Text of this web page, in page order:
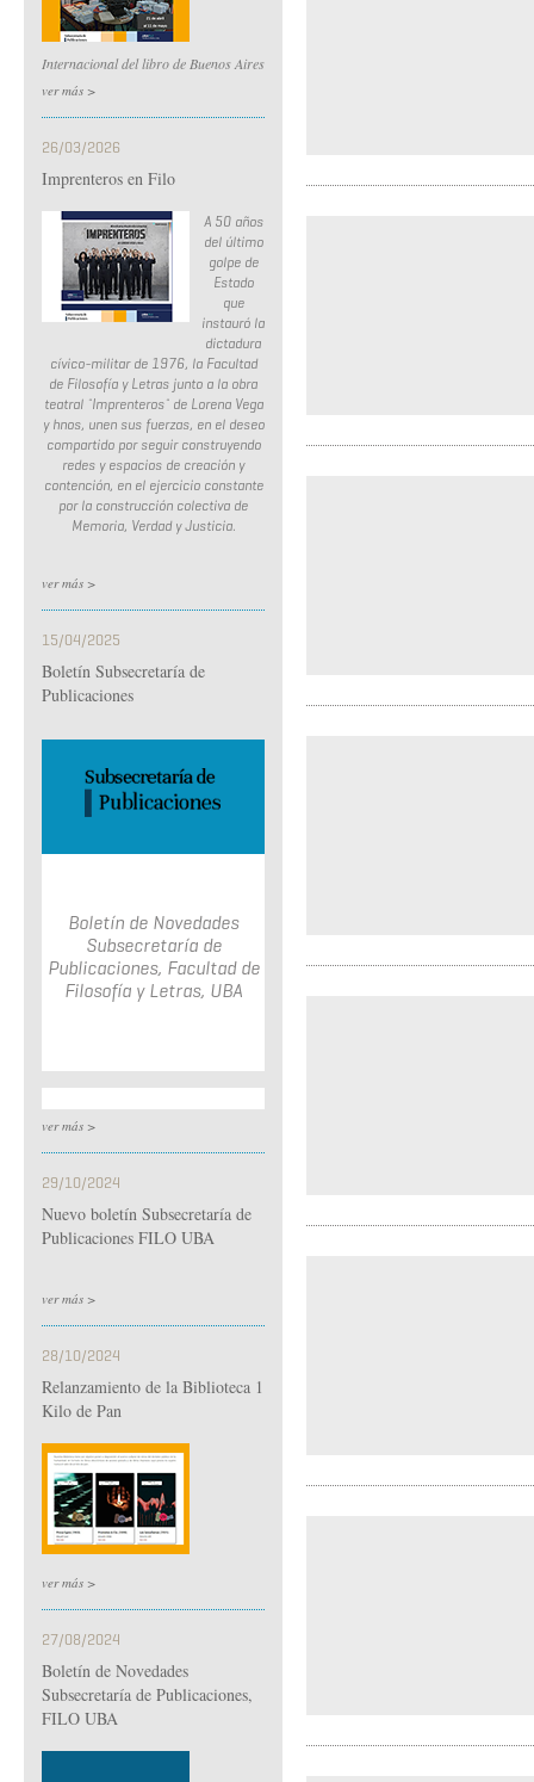
Internacional del libro de Buenos Aires
ver más >
26/03/2026
Imprenteros en Filo
A 50 años
del último
golpe de
Estado
que
instauró la
dictadura
cívico-militar de 1976, la Facultad
de Filosofía y Letras junto a la obra
teatral ¨Imprenteros¨ de Lorena Vega
y hnos, unen sus fuerzas, en el deseo
compartido por seguir construyendo
redes y espacios de creación y
contención, en el ejercicio constante
por la construcción colectiva de
Memoria, Verdad y Justicia.
ver más >
15/04/2025
Boletín Subsecretaría de
Publicaciones
Boletín de Novedades
Subsecretaría de
Publicaciones, Facultad de
Filosofía y Letras, UBA
ver más >
29/10/2024
Nuevo boletín Subsecretaría de
Publicaciones FILO UBA
ver más >
28/10/2024
Relanzamiento de la Biblioteca 1
Kilo de Pan
ver más >
27/08/2024
Boletín de Novedades
Subsecretaría de Publicaciones,
FILO UBA